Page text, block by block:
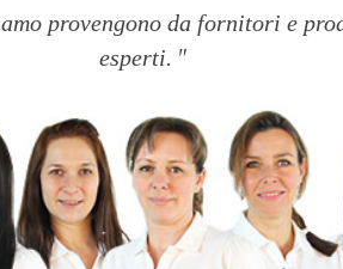
provengono da fornitori e
esperti.